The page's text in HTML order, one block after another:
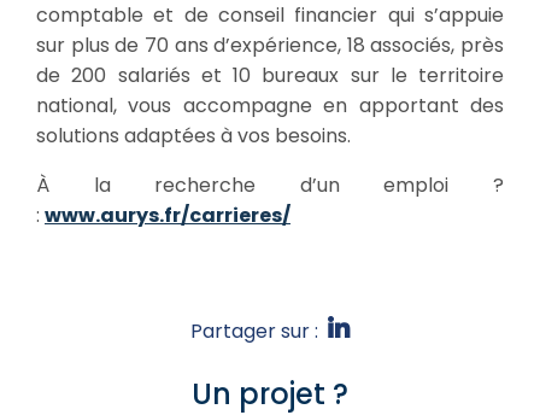
comptable et de conseil financier qui s’appuie
sur plus de 70 ans d’expérience, 18 associés, près
de 200 salariés et 10 bureaux sur le territoire
national, vous accompagne en apportant des
solutions adaptées à vos besoins.
À la recherche d’un emploi ?
: www.aurys.fr/carrieres/
Partager sur :
Un projet ?